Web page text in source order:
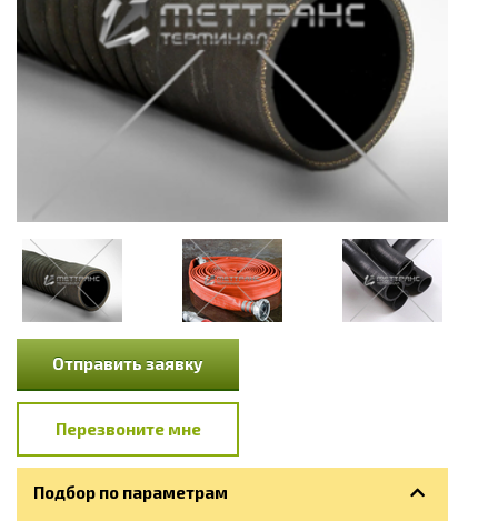
Отправить заявку
Перезвоните мне
Подбор по параметрам